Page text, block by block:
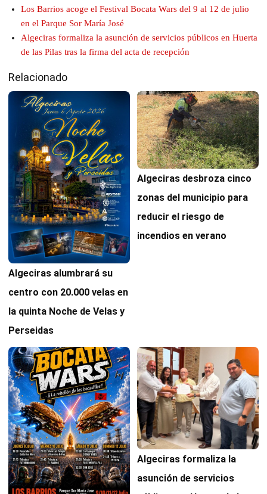
Los Barrios acoge el Festival Bocata Wars del 9 al 12 de julio
en el Parque Sor María José
Algeciras formaliza la asunción de servicios públicos en Huerta
de las Pilas tras la firma del acta de recepción
Relacionado
Algeciras alumbrará su
centro con 20.000 velas en
la quinta Noche de Velas y
Perseidas
Algeciras desbroza cinco
zonas del municipio para
reducir el riesgo de
incendios en verano
Algeciras formaliza la
asunción de servicios